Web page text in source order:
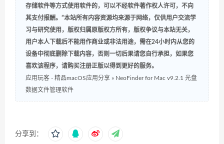
存储软件等方式使用软件的，可以不经软件著作权人许可，不向
其支付报酬。”本站所有内容资源均来源于网络，仅供用户交流学
习与研究使用，版权归属原版权方所有，版权争议与本站无关，
用户本人下载后不能用作商业或非法用途，需在24小时内从您的
设备中彻底删除下载内容，否则一切后果请您自行承担，如果您
喜欢该程序，请购买注册正版以得到更好的服务。
应用玩客 - 精品macOS应用分享 » NeoFinder for Mac v9.2.1 光盘
数据文件管理软件
分享到：